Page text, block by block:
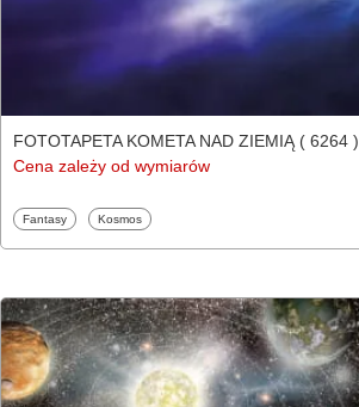
FOTOTAPETA KOMETA NAD ZIEMIĄ ( 6264 )
Cena zależy od wymiarów
Fototapety
Fantasy Fototapety
Kosmos